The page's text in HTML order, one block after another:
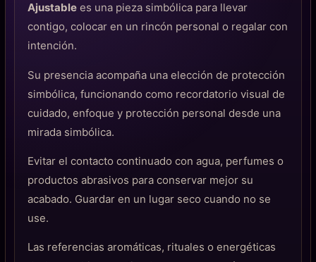
Ajustable es una pieza simbólica para llevar
contigo, colocar en un rincón personal o regalar con
intención.
Su presencia acompaña una elección de protección
simbólica, funcionando como recordatorio visual de
cuidado, enfoque y protección personal desde una
mirada simbólica.
Evitar el contacto continuado con agua, perfumes o
productos abrasivos para conservar mejor su
acabado. Guardar en un lugar seco cuando no se
use.
Las referencias aromáticas, rituales o energéticas